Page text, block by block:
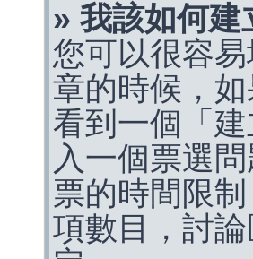
» 我該如何建
您可以很容
章的時候，
看到一個「
入一個票選
票的時間限
項數目，討